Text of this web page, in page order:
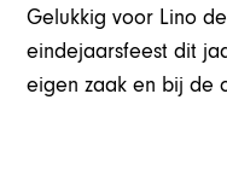
Gelukkig voor Lino
eindejaarsfeest dit
eigen zaak en bij de